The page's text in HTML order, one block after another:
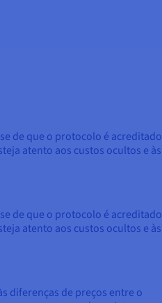
de que o protocolo é acreditado
atento aos custos ocultos e às
de que o protocolo é acreditado
atento aos custos ocultos e às
diferenças de preços entre o